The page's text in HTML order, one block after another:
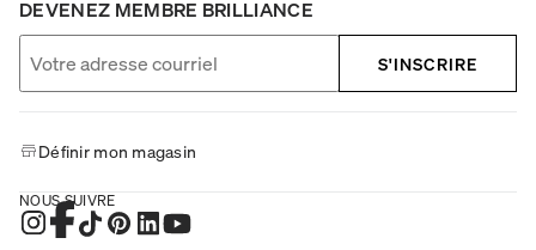
DEVENEZ MEMBRE BRILLIANCE
S'INSCRIRE
Définir mon magasin
NOUS SUIVRE